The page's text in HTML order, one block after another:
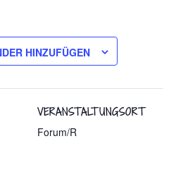
HINZUFÜGEN
VERANSTALTUNGSORT
Forum/R